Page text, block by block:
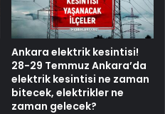
Ankara elektrik kesintisi!
28-29 Temmuz Ankara’da
elektrik kesintisi ne zaman
bitecek, elektrikler ne
zaman gelecek?